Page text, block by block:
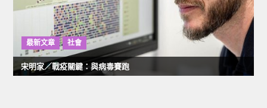
最新文章 社會
宋明家／戰疫關鍵：與病毒賽跑